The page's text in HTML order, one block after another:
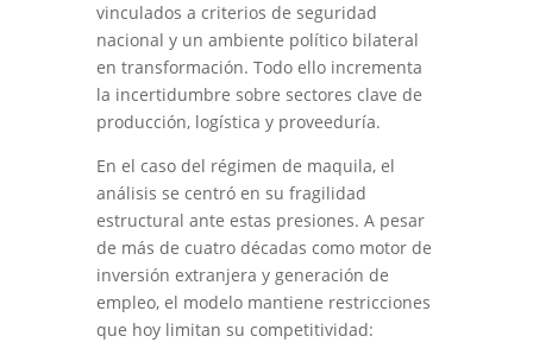
vinculados a criterios de seguridad
nacional y un ambiente político bilateral
en transformación. Todo ello incrementa
la incertidumbre sobre sectores clave de
producción, logística y proveeduría.
En el caso del régimen de maquila, el
análisis se centró en su fragilidad
estructural ante estas presiones. A pesar
de más de cuatro décadas como motor de
inversión extranjera y generación de
empleo, el modelo mantiene restricciones
que hoy limitan su competitividad: